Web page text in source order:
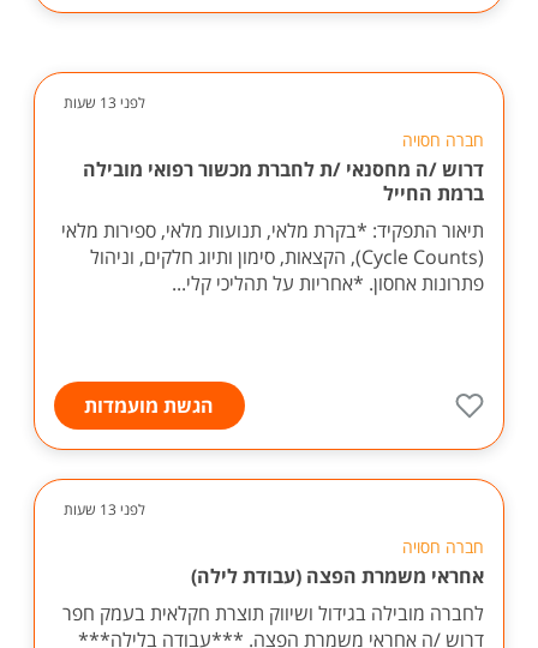
לפני 13 שעות
חברה חסויה
דרוש /ה מחסנאי /ת לחברת מכשור רפואי מובילה
ברמת החייל
תיאור התפקיד: *בקרת מלאי, תנועות מלאי, ספירות מלאי
(Cycle Counts), הקצאות, סימון ותיוג חלקים, וניהול
פתרונות אחסון. *אחריות על תהליכי קלי...
הגשת מועמדות
לפני 13 שעות
חברה חסויה
אחראי משמרת הפצה (עבודת לילה)
לחברה מובילה בגידול ושיווק תוצרת חקלאית בעמק חפר
דרוש /ה אחראי משמרת הפצה. ***עבודה בלילה***